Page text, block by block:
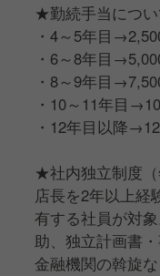
★勤続手当につい
・4～5年目
・6～8年目
・8～9年目
・10～11年目
・12年目以降
★社内独立制度（
店長を2年以上経
有する社員が対
助、独立計画書
金融機関の斡旋